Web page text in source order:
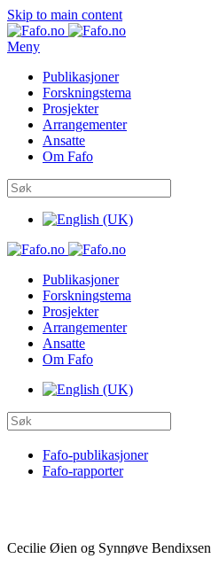
Skip to main content
Meny
Publikasjoner
Forskningstema
Prosjekter
Arrangementer
Ansatte
Om Fafo
Publikasjoner
Forskningstema
Prosjekter
Arrangementer
Ansatte
Om Fafo
Fafo-publikasjoner
Fafo-rapporter
Cecilie Øien og Synnøve Bendixsen